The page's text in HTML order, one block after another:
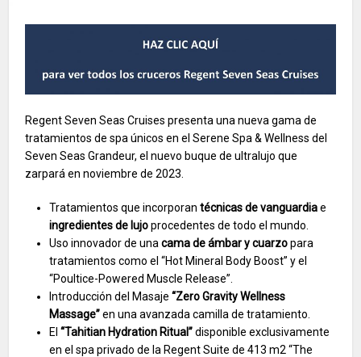
Regent Seven Seas Cruises presenta una nueva gama de
tratamientos de spa únicos en el Serene Spa & Wellness del
Seven Seas Grandeur, el nuevo buque de ultralujo que
zarpará en noviembre de 2023.
Tratamientos que incorporantécnicas de vanguardiae
ingredientes de lujoprocedentes de todo el mundo.
Uso innovador de unacama de ámbar y cuarzopara
tratamientos como el “Hot Mineral Body Boost” y el
“Poultice-Powered Muscle Release”.
Introducción del Masaje“Zero Gravity Wellness
Massage”en una avanzada camilla de tratamiento.
El“Tahitian Hydration Ritual”disponible exclusivamente
en el spa privado de la Regent Suite de 413 m2 “The